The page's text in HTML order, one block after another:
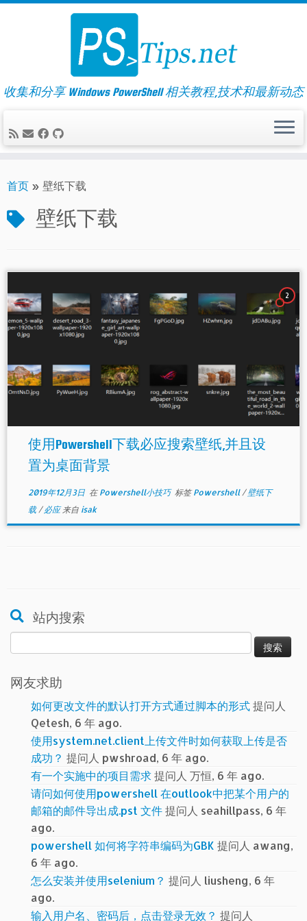
Skip
收集和分享 Windows PowerShell 相关教程,技术和最新动态
首页 » 壁纸下载
壁纸下载
2
使用Powershell下载必应搜索壁纸,并且设
置为桌面背景
2019年12月3日在 Powershell小技巧 标签Powershell/壁纸下
载/必应来自 isak
站内搜索
索：
网友求助
如何更改文件的默认打开方式通过脚本的形式提问人
Qetesh, 6 年 ago.
使用system.net.client上传文件时如何获取上传是否
成功？ 提问人 pwshroad, 6 年 ago.
有一个实施中的项目需求提问人 万恒, 6 年 ago.
请问如何使用powershell 在outlook中把某个用户的
邮箱的邮件导出成.pst 文件提问人 seahillpass, 6 年
ago.
powershell 如何将字符串编码为GBK 提问人 awang,
6 年 ago.
怎么安装并使用selenium？ 提问人 liusheng, 6 年
ago.
输入用户名、密码后，点击登录无效？ 提问人